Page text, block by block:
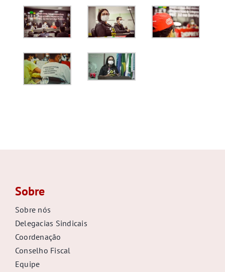
Sobre
Sobre nós
Delegacias Sindicais
Coordenação
Conselho Fiscal
Equipe